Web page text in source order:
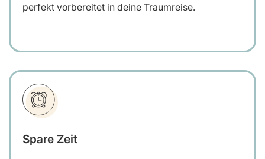
perfekt vorbereitet in deine Traumreise.
Spare Zeit